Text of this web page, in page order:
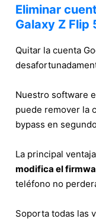
Eliminar
Galaxy Z Flip
Quitar la cuenta
Nuestro software
puede remover la
bypass en
La principal
modifica el
teléfono no
Soporta todas las